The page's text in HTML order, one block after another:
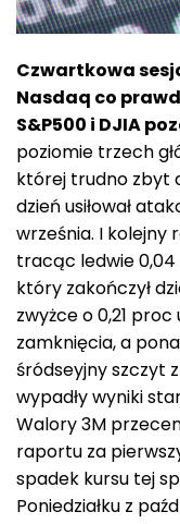
Czwartkowa
Nasdaq co
S&P500 i DJIA
poziomie trzech
której trudno zbyt
dzień usiłował
września. I kolejny
tracąc ledwie 0,04
który zakończył
zwyżce o 0,21
zamknięcia, a
śródseyjny szczyt
wypadły wyniki
Walory 3M
raportu za
spadek kursu tej
Poniedziałku z